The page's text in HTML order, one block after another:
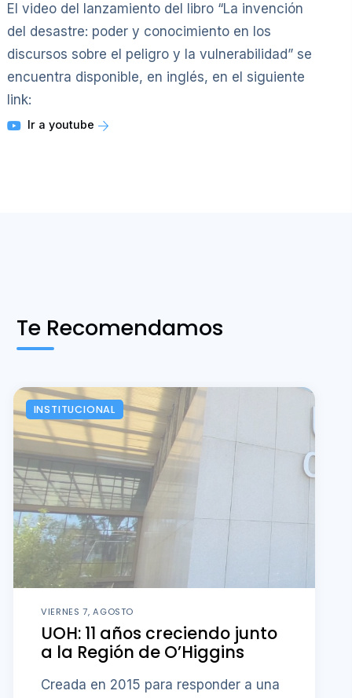
El video del lanzamiento del libro “La invención
del desastre: poder y conocimiento en los
discursos sobre el peligro y la vulnerabilidad” se
encuentra disponible, en inglés, en el siguiente
link:
Ir a youtube
Te Recomendamos
INSTITUCIONAL
VIERNES 7, AGOSTO
UOH: 11 años creciendo junto
a la Región de O’Higgins
Creada en 2015 para responder a una